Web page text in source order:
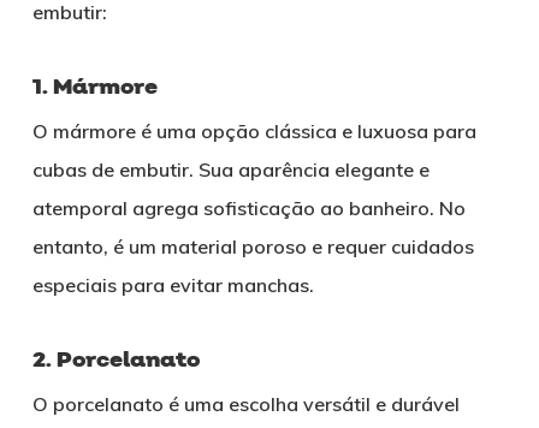
embutir:
1. Mármore
O mármore é uma opção clássica e luxuosa para
cubas de embutir. Sua aparência elegante e
atemporal agrega sofisticação ao banheiro. No
entanto, é um material poroso e requer cuidados
especiais para evitar manchas.
2. Porcelanato
O porcelanato é uma escolha versátil e durável